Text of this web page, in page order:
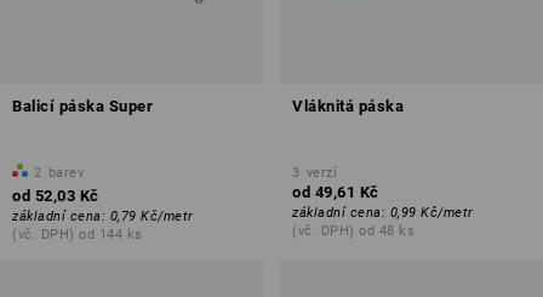
Balicí páska Super
2 barev
od 52,03 Kč
základní cena: 0,79 Kč/metr
(vč. DPH) od 144 ks
Vláknitá páska
3 verzí
od 49,61 Kč
základní cena: 0,99 Kč/metr
(vč. DPH) od 48 ks